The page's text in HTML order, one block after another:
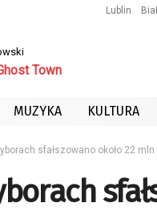
Lublin
Town
MUZYKA KULTURA
sfałszowano około 22 mln